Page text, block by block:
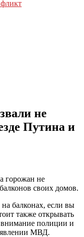
не
Путина и
горожан не
своих домов.
балконах, если вы
также открывать
внимание полиции и
МВД.